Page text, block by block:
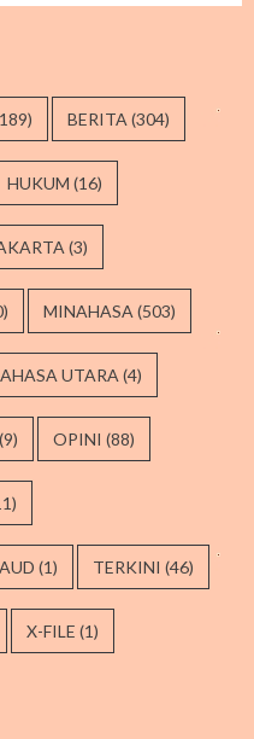
BERITA(304)
HUKUM (16)
(3)
MINAHASA(503)
UTARA(4)
(9) OPINI (88)
(1) TERKINI (46)
X-FILE (1)